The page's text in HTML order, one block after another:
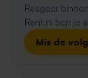
Reageer
Rent.nl ben je
Mis de